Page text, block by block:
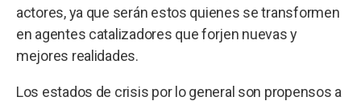
actores, ya que serán estos quienes se transformen
en agentes catalizadores que forjen nuevas y
mejores realidades.
Los estados de crisis por lo general son propensos a